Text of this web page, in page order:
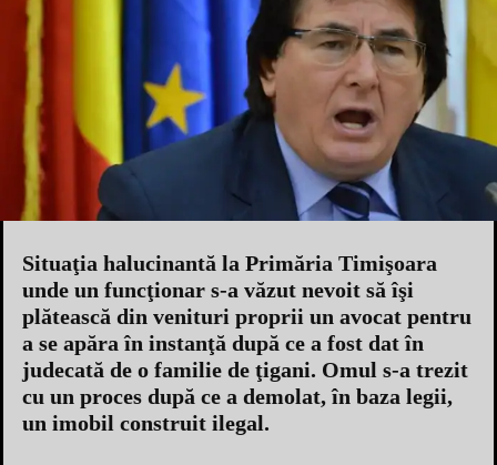
Situaţia halucinantă la Primăria Timişoara
unde un funcţionar s-a văzut nevoit să îşi
plătească din venituri proprii un avocat pentru
a se apăra în instanţă după ce a fost dat în
judecată de o familie de ţigani. Omul s-a trezit
cu un proces după ce a demolat, în baza legii,
un imobil construit ilegal.